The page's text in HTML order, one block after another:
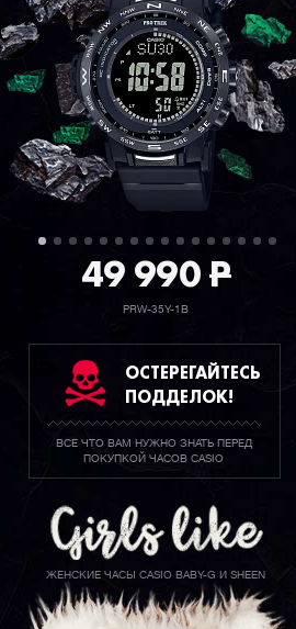
49 990P
PRW-35Y-1B
ОСТЕРЕГАЙТЕСЬ
ПОДДЕЛОК!
ВСЕ ЧТО ВАМ НУЖНО ЗНАТЬ ПЕРЕД
ПОКУПКОЙ ЧАСОВ CASIO
ЖЕНСКИЕ ЧАСЫ CASIO BABY-G И SHEEN